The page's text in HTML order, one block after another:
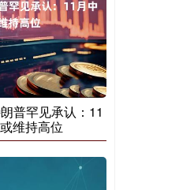
普罕见承认：11
维持高位